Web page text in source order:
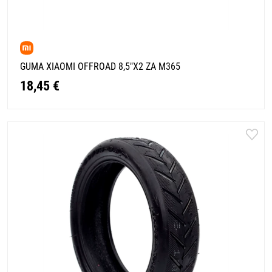
GUMA XIAOMI OFFROAD 8,5"X2 ZA M365
18,45 €